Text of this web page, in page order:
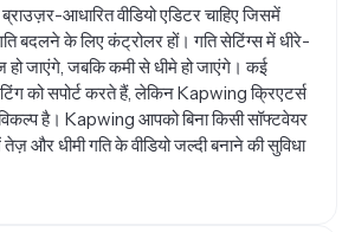
आधारित वीडियो एडिटर चाहिए जिसमें
बदलने के लिए कंट्रोलर हों। गति सेटिंग्स में धीरे-
हो जाएंगे, जबकि कमी से धीमे हो जाएंगे। कई
को सपोर्ट करते हैं, लेकिन Kapwing क्रिएटर्स
है। Kapwing आपको बिना किसी सॉफ्टवेयर
और धीमी गति के वीडियो जल्दी बनाने की सुविधा